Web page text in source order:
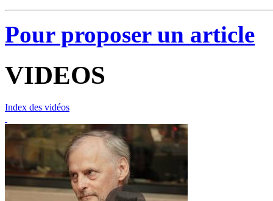
Pour proposer un article
VIDEOS
Index des vidéos